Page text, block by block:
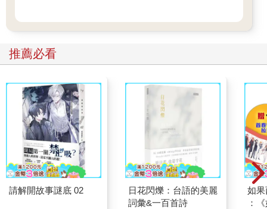
推薦必看
請解開故事謎底 02
日花閃爍：台語的美麗
詞彙&一百首詩
如
：